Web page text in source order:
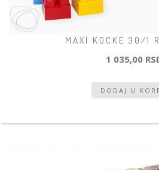
MAXI KOCKE 30/1
1 035,00